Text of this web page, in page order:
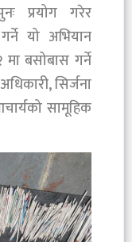
प्रयोग गरेर
यो अभियान
बसोबास गर्ने
सिर्जना
सामूहिक